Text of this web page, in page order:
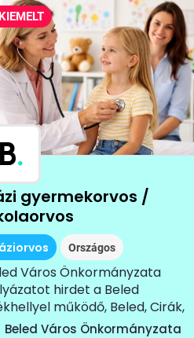
KIEMELT
B.
gyermekorvos /
Országos
Város Önkormányzata
hirdet a Beled
működő, Beled, Cirák,
Edve,...
Beled Város Önkormányzata